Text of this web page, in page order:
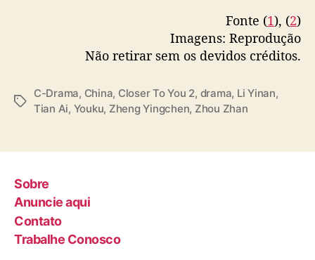
à
s
e
l
Fonte (1), (2)
Imagens: Reprodução
Não retirar sem os devidos créditos.
T
C-Drama, China, Closer To You 2, drama, Li Yinan,
Tian Ai, Youku, Zheng Yingchen, Zhou Zhan
Sobre
Anuncie aqui
Contato
Trabalhe Conosco